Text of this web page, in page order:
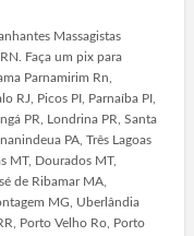
Massagistas
Faça um pix para
Parnamirim Rn,
RJ, Picos PI, Parnaíba PI,
PR, Londrina PR, Santa
PA, Três Lagoas
MT, Dourados MT,
de Ribamar MA,
MG, Uberlândia
Porto Velho Ro, Porto